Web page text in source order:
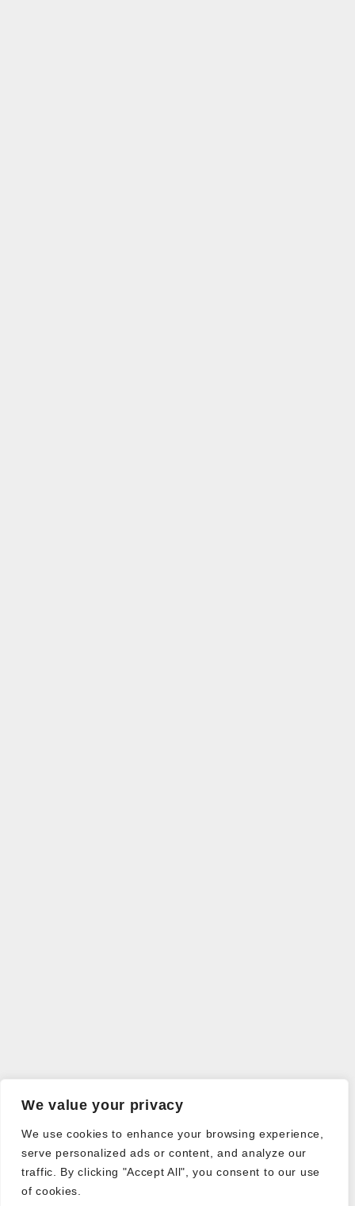
We value your privacy
We use cookies to enhance your browsing experience,
serve personalized ads or content, and analyze our
traffic. By clicking "Accept All", you consent to our use
of cookies.